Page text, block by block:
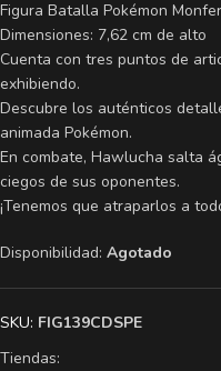
Figura Batalla Pokémon
Dimensiones: 7,62 cm de alto
Cuenta con tres puntos de
exhibiendo.
Descubre los auténticos
animada Pokémon.
En combate, Hawlucha salta
ciegos de sus oponentes.
¡Tenemos que atraparlos a
Disponibilidad: Agotado
SKU: FIG139CDSPE
Tiendas: